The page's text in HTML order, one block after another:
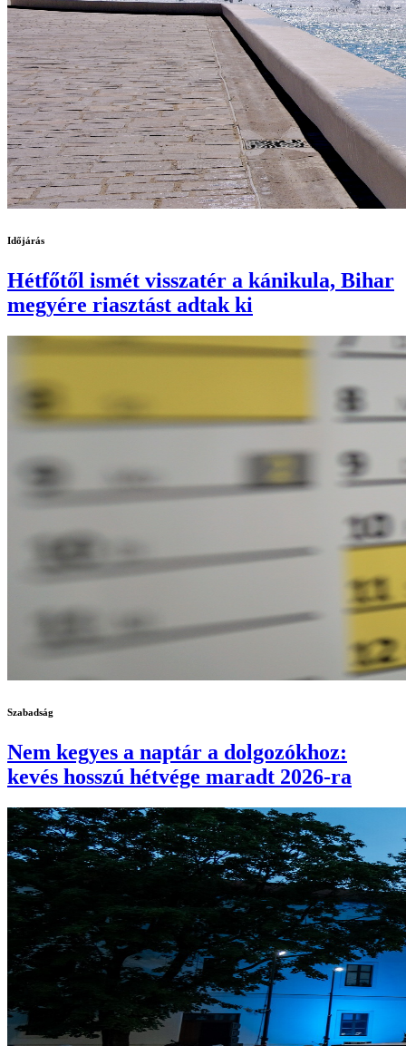
Időjárás
Hétfőtől ismét visszatér a kánikula, Bihar
megyére riasztást adtak ki
Szabadság
Nem kegyes a naptár a dolgozókhoz:
kevés hosszú hétvége maradt 2026-ra